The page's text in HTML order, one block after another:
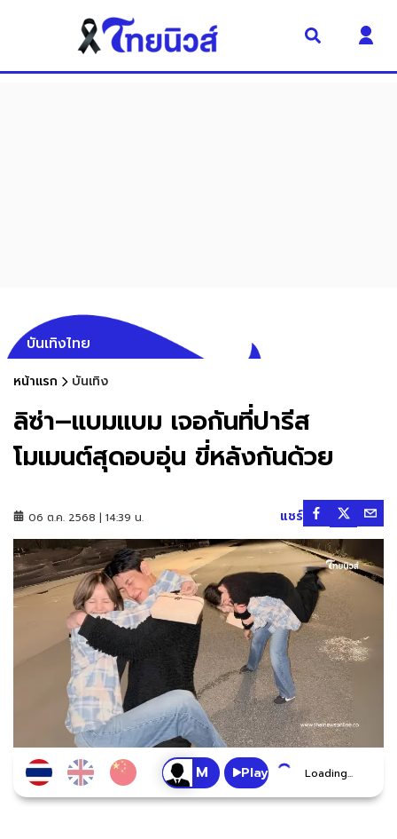
บันเทิงไทย
หน้าแรก บันเทิง
ลิซ่า–แบมแบม เจอกันที่ปารีส
โมเมนต์สุดอบอุ่น ขี่หลังกันด้วย
06 ต.ค. 2568 | 14:39 น. แชร์
Play Loading...